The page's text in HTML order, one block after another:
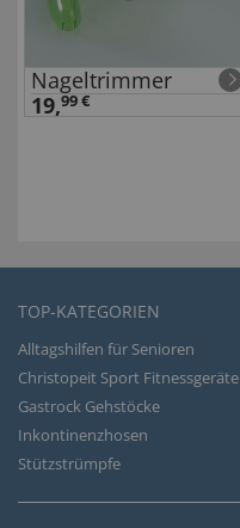
Nageltrimmer
19,99 €
TOP-KATEGORIEN
Alltagshilfen für Senioren
Christopeit Sport Fitnessgeräte
Gastrock Gehstöcke
Inkontinenzhosen
Stützstrümpfe